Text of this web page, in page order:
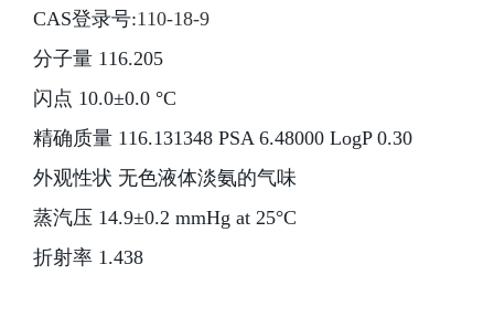
CAS登录号:110-18-9
分子量 116.205
闪点 10.0±0.0 °C
精确质量 116.131348 PSA 6.48000 LogP 0.30
外观性状 无色液体淡氨的气味
蒸汽压 14.9±0.2 mmHg at 25°C
折射率 1.438